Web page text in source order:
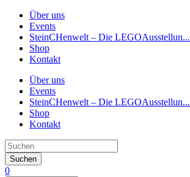
Über uns
Events
SteinCHenwelt – Die LEGOAusstellun...
Shop
Kontakt
Über uns
Events
SteinCHenwelt – Die LEGOAusstellun...
Shop
Kontakt
Suchen
0